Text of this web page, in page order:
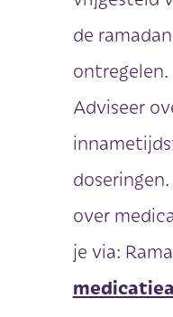
de
ontregelen.
Adviseer
over
je via: